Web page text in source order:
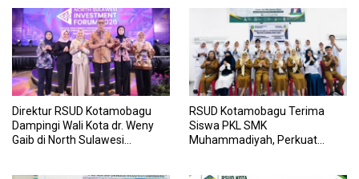
Direktur RSUD Kotamobagu
Dampingi Wali Kota dr. Weny
Gaib di North Sulawesi
RSUD Kotamobagu Terima
Siswa PKL SMK
Muhammadiyah, Perkuat